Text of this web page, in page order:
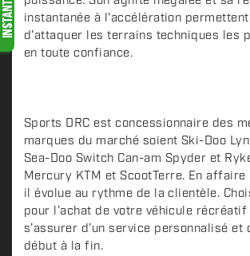
instantanée à l'accélération
d'attaquer les terrains techniques les
en toute confiance.
Sports DRC est concessionnaire des
marques du marché soient Ski-Doo
Sea-Doo Switch Can-am Spyder et
Mercury KTM et ScootTerre. En
il évolue au rythme de la clientèle.
pour l’achat de votre véhicule récréatif
s’assurer d’un service personnalisé et
début à la fin.